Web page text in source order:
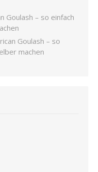
Goulash – so einfach
Goulash – so
machen